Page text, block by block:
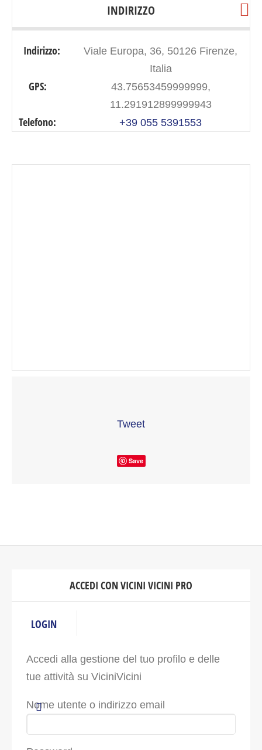
INDIRIZZO
Indirizzo:
Viale Europa, 36, 50126 Firenze,
Italia
GPS:
43.75653459999999,
11.291912899999943
Telefono: +39 055 5391553
Tweet
Save
ACCEDI CON VICINI VICINI PRO
LOGIN
Accedi alla gestione del tuo profilo e delle
tue attività su ViciniVicini
Nome utente o indirizzo email